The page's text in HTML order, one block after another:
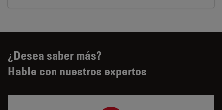
¿Desea saber más?
Hable con nuestros expertos